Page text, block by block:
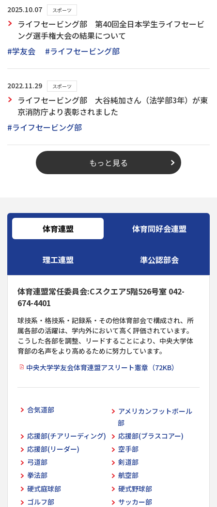
2025.10.07 スポーツ
ライフセービング部 第40回全日本学生ライフセービ
ング選手権大会の結果について
#学友会
#ライフセービング部
2022.11.29 スポーツ
ライフセービング部 大谷純加さん（法学部3年）が東
京消防庁より表彰されました
#ライフセービング部
もっと見る
体育連盟 体育同好会連盟
理工連盟 準公認部会
体育連盟常任委員会:Cスクエア5階526号室 042-
674-4401
球技系・格技系・記録系・その他体育部会で構成され、所
属各部の活躍は、学内外において高く評価されています。
こうした各部を調整、リードすることにより、中央大学体
育部の名声をより高めるために努力しています。
中央大学学友会体育連盟アスリート憲章（72KB）
合気道部
アメリカンフットボール
部
応援部(チアリーディング)
応援部(ブラスコアー)
応援部(リーダー)
空手部
弓道部
剣道部
拳法部
航空部
硬式庭球部
硬式野球部
ゴルフ部
サッカー部